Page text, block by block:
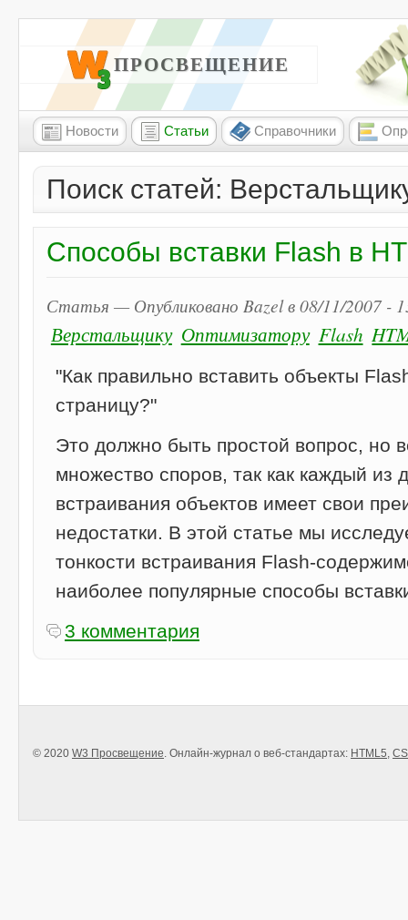
W3 ПРОСВЕЩЕНИЕ
Новости Статьи Справочники
Поиск статей:
Способы вставки Flash в
Статья — Опубликовано Bazel в 08/11/2007 -
Верстальщику Оптимизатору Flash
"Как правильно вставить объекты
страницу?"
Это должно быть простой вопрос, но
множество споров, так как каждый из
встраивания объектов имеет свои
недостатки. В этой статье мы
тонкости встраивания Flash-
наиболее популярные способы
3 комментария
© 2020 W3 Просвещение. Онлайн-журнал о веб-стандартах: HTML5,